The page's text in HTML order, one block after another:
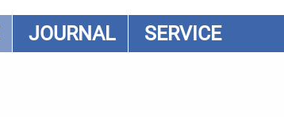
JOURNAL SERVICE